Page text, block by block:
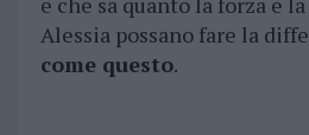
Alessia possano fare la
come questo.